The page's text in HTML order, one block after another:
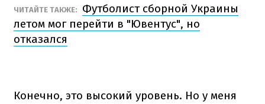
ЧИТАЙТЕ ТАКЖЕ:
Футболист сборной Украины
летом мог перейти в "Ювентус", но
отказался
Конечно, это высокий уровень. Но у меня